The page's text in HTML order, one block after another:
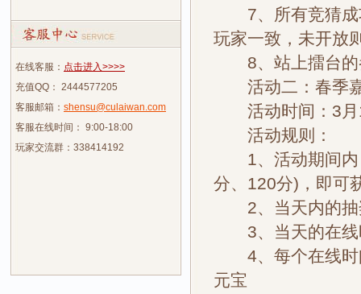
在线客服： 点击进入>>>>
充值QQ： 2444577205
客服邮箱： shensu@culaiwan.com
客服在线时间： 9:00-18:00
玩家交流群：338414192
7、所有竞猜成
玩家一致，未开放
8、站上擂台的
活动二：春季嘉
活动时间：3月
活动规则：
1、活动期间内
分、120分)，即可
2、当天内的抽
3、当天的在线
4、每个在线时
元宝